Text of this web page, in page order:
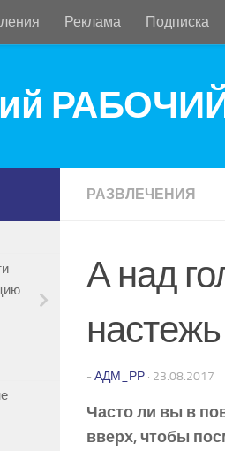
Реклама Подписка
РАЗВЛЕЧЕНИЯ
А над
- АДМ_РР · 23.08.2017
Часто ли вы в
вверх, чтобы